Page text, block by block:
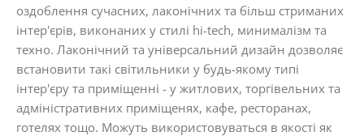
оздоблення сучасних, лаконічних та більш стриманих
інтер'єрів, виконаних у стилі hi-tech, минималізм та
техно. Лаконічний та універсальний дизайн дозволяє
встановити такі світильники у будь-якому типі
інтер'єру та приміщенні - у житлових, торгівельних та
адміністративних приміщенях, кафе, ресторанах,
готелях тощо. Можуть використовуваться в якості як